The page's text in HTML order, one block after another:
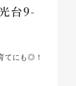
台9-
てにも◎！